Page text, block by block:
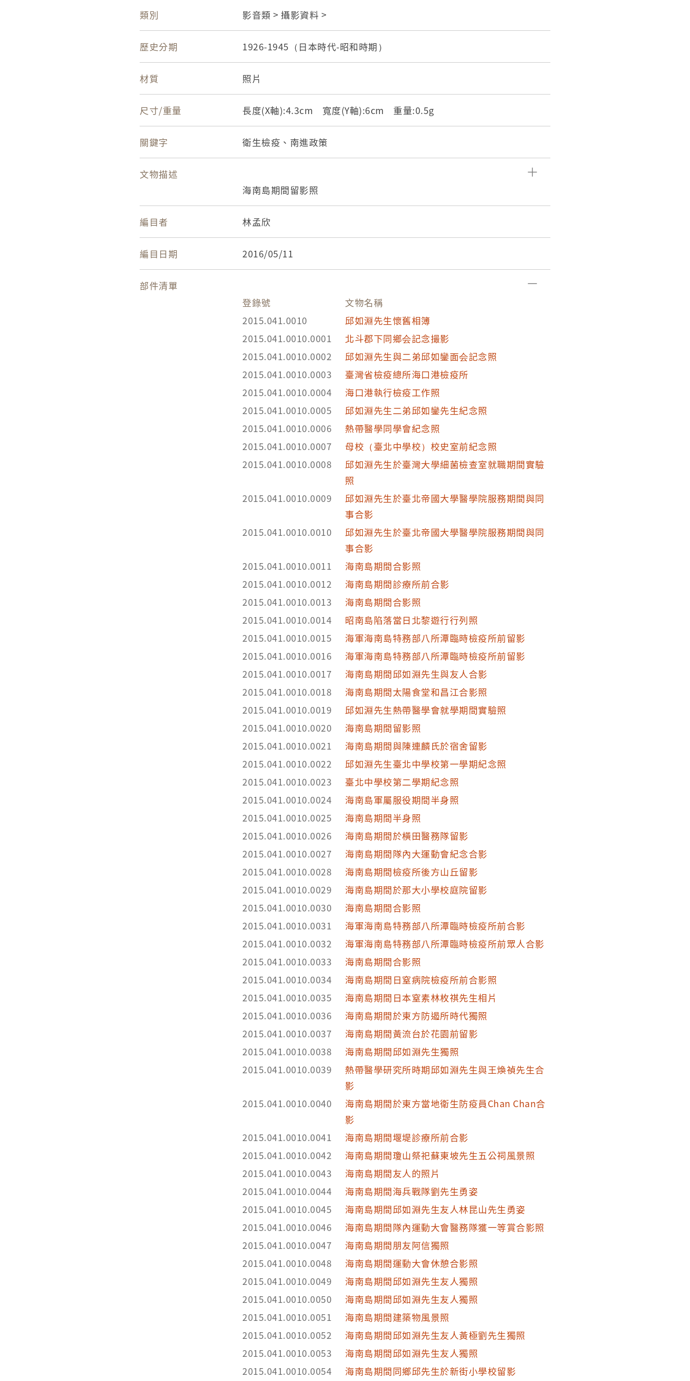
類別 影音類 > 攝影資料 >
歷史分期 1926-1945（日本時代-昭和時期）
材質 照片
尺寸/重量 長度(X軸):4.3cm 寬度(Y軸):6cm 重量:0.5g
關鍵字 衛生檢疫、南進政策
文物描述
海南島期間留影照
編目者 林孟欣
編目日期 2016/05/11
部件清單
登錄號
文物名稱
2015.041.0010
邱如淵先生懷舊相簿
2015.041.0010.0001
北斗郡下同鄉会記念撮影
2015.041.0010.0002
邱如淵先生與二弟邱如鑾面会記念照
2015.041.0010.0003
臺灣省檢疫總所海口港檢疫所
2015.041.0010.0004
海口港執行檢疫工作照
2015.041.0010.0005
邱如淵先生二弟邱如鑾先生紀念照
2015.041.0010.0006
熱帶醫學同學會紀念照
2015.041.0010.0007
母校（臺北中學校）校史室前紀念照
2015.041.0010.0008
邱如淵先生於臺灣大學細菌檢查室就職期間實驗
照
2015.041.0010.0009
邱如淵先生於臺北帝國大學醫學院服務期間與同
事合影
2015.041.0010.0010
邱如淵先生於臺北帝國大學醫學院服務期間與同
事合影
2015.041.0010.0011
海南島期間合影照
2015.041.0010.0012
海南島期間診療所前合影
2015.041.0010.0013
海南島期間合影照
2015.041.0010.0014
昭南島陷落當日北黎遊行行列照
2015.041.0010.0015
海軍海南島特務部八所潭臨時檢疫所前留影
2015.041.0010.0016
海軍海南島特務部八所潭臨時檢疫所前留影
2015.041.0010.0017
海南島期間邱如淵先生與友人合影
2015.041.0010.0018
海南島期間太陽食堂和昌江合影照
2015.041.0010.0019
邱如淵先生熱帶醫學會就學期間實驗照
2015.041.0010.0020
海南島期間留影照
2015.041.0010.0021
海南島期間與陳連麟氏於宿舍留影
2015.041.0010.0022
邱如淵先生臺北中學校第一學期紀念照
2015.041.0010.0023
臺北中學校第二學期紀念照
2015.041.0010.0024
海南島軍屬服役期間半身照
2015.041.0010.0025
海南島期間半身照
2015.041.0010.0026
海南島期間於橫田醫務隊留影
2015.041.0010.0027
海南島期間隊內大運動會紀念合影
2015.041.0010.0028
海南島期間檢疫所後方山丘留影
2015.041.0010.0029
海南島期間於那大小學校庭院留影
2015.041.0010.0030
海南島期間合影照
2015.041.0010.0031
海軍海南島特務部八所潭臨時檢疫所前合影
2015.041.0010.0032
海軍海南島特務部八所潭臨時檢疫所前眾人合影
2015.041.0010.0033
海南島期間合影照
2015.041.0010.0034
海南島期間日窒病院檢疫所前合影照
2015.041.0010.0035
海南島期間日本窒素林枚祺先生相片
2015.041.0010.0036
海南島期間於東方防遏所時代獨照
2015.041.0010.0037
海南島期間黃流台於花園前留影
2015.041.0010.0038
海南島期間邱如淵先生獨照
2015.041.0010.0039
熱帶醫學研究所時期邱如淵先生與王煥禎先生合
影
2015.041.0010.0040
海南島期間於東方當地衛生防疫員Chan Chan合
影
2015.041.0010.0041
海南島期間堰堤診療所前合影
2015.041.0010.0042
海南島期間瓊山祭祀蘇東坡先生五公祠風景照
2015.041.0010.0043
海南島期間友人的照片
2015.041.0010.0044
海南島期間海兵戰隊劉先生勇姿
2015.041.0010.0045
海南島期間邱如淵先生友人林昆山先生勇姿
2015.041.0010.0046
海南島期間隊內運動大會醫務隊獲一等賞合影照
2015.041.0010.0047
海南島期間朋友阿信獨照
2015.041.0010.0048
海南島期間運動大會休憩合影照
2015.041.0010.0049
海南島期間邱如淵先生友人獨照
2015.041.0010.0050
海南島期間邱如淵先生友人獨照
2015.041.0010.0051
海南島期間建築物風景照
2015.041.0010.0052
海南島期間邱如淵先生友人黃極劉先生獨照
2015.041.0010.0053
海南島期間邱如淵先生友人獨照
2015.041.0010.0054
海南島期間同鄉邱先生於新街小學校留影